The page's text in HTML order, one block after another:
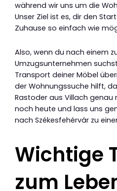
während wir uns um die
Unser Ziel ist es, dir den
Zuhause so einfach wie
Also, wenn du nach einem
Umzugsunternehmen
Transport deiner Möbel
der Wohnungssuche hilft,
Rastoder aus Villach genau
noch heute und lass uns
nach Székesfehérvár zu
Wichtige
zum